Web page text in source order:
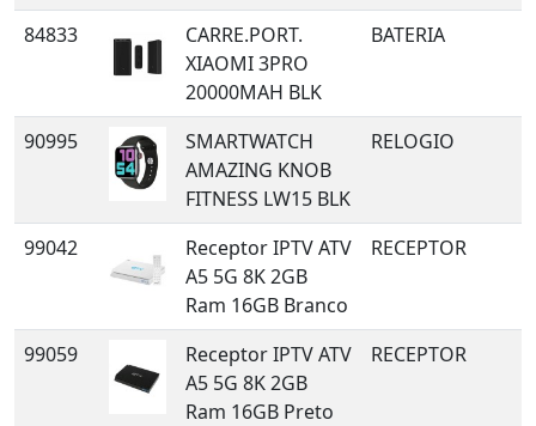
84833
CARRE.PORT.
XIAOMI 3PRO
20000MAH BLK
BATERIA
90995
SMARTWATCH
AMAZING KNOB
FITNESS LW15 BLK
RELOGIO
99042
Receptor IPTV ATV
A5 5G 8K 2GB
Ram 16GB Branco
RECEPTOR
99059
Receptor IPTV ATV
A5 5G 8K 2GB
Ram 16GB Preto
RECEPTOR